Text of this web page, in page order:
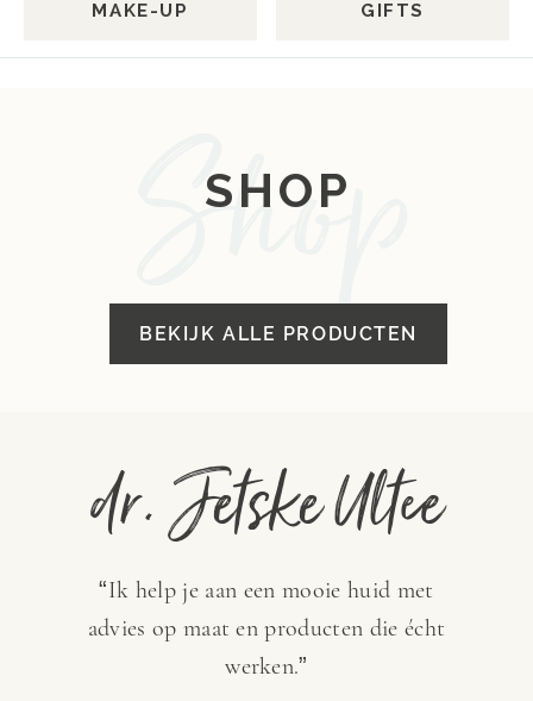
MAKE-UP GIFTS
SHOP
BEKIJK ALLE PRODUCTEN
dr. Jetske Ultee
“Ik help je aan een mooie huid met
advies op maat en producten die écht
werken.”